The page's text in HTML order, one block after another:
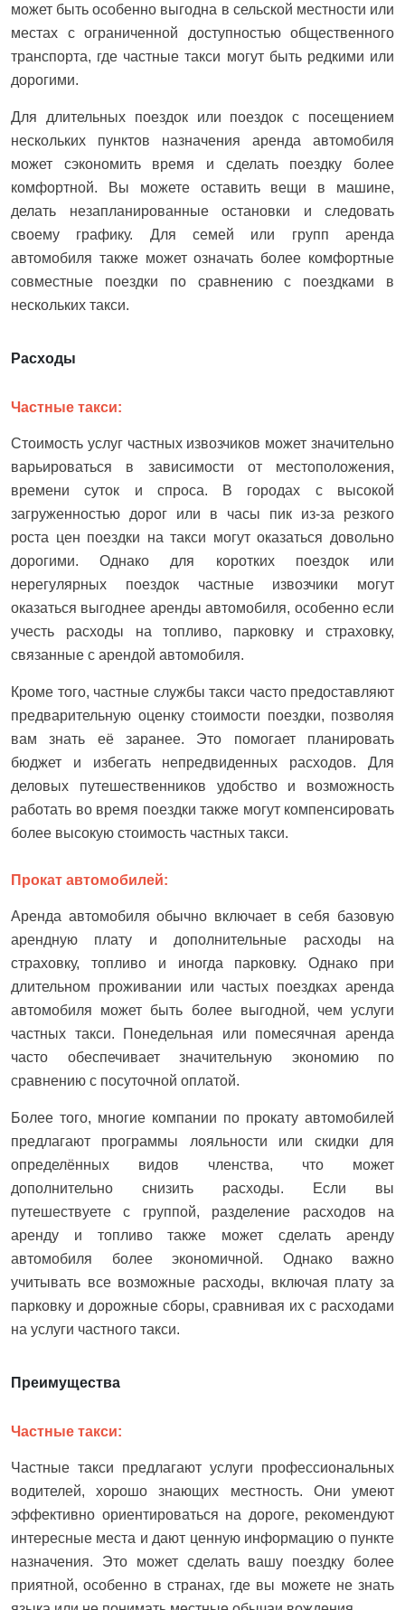
может быть особенно выгодна в сельской местности или
местах с ограниченной доступностью общественного
транспорта, где частные такси могут быть редкими или
дорогими.
Для длительных поездок или поездок с посещением
нескольких пунктов назначения аренда автомобиля
может сэкономить время и сделать поездку более
комфортной. Вы можете оставить вещи в машине,
делать незапланированные остановки и следовать
своему графику. Для семей или групп аренда
автомобиля также может означать более комфортные
совместные поездки по сравнению с поездками в
нескольких такси.
Расходы
Частные такси:
Стоимость услуг частных извозчиков может значительно
варьироваться в зависимости от местоположения,
времени суток и спроса. В городах с высокой
загруженностью дорог или в часы пик из-за резкого
роста цен поездки на такси могут оказаться довольно
дорогими. Однако для коротких поездок или
нерегулярных поездок частные извозчики могут
оказаться выгоднее аренды автомобиля, особенно если
учесть расходы на топливо, парковку и страховку,
связанные с арендой автомобиля.
Кроме того, частные службы такси часто предоставляют
предварительную оценку стоимости поездки, позволяя
вам знать её заранее. Это помогает планировать
бюджет и избегать непредвиденных расходов. Для
деловых путешественников удобство и возможность
работать во время поездки также могут компенсировать
более высокую стоимость частных такси.
Прокат автомобилей:
Аренда автомобиля обычно включает в себя базовую
арендную плату и дополнительные расходы на
страховку, топливо и иногда парковку. Однако при
длительном проживании или частых поездках аренда
автомобиля может быть более выгодной, чем услуги
частных такси. Понедельная или помесячная аренда
часто обеспечивает значительную экономию по
сравнению с посуточной оплатой.
Более того, многие компании по прокату автомобилей
предлагают программы лояльности или скидки для
определённых видов членства, что может
дополнительно снизить расходы. Если вы
путешествуете с группой, разделение расходов на
аренду и топливо также может сделать аренду
автомобиля более экономичной. Однако важно
учитывать все возможные расходы, включая плату за
парковку и дорожные сборы, сравнивая их с расходами
на услуги частного такси.
Преимущества
Частные такси:
Частные такси предлагают услуги профессиональных
водителей, хорошо знающих местность. Они умеют
эффективно ориентироваться на дороге, рекомендуют
интересные места и дают ценную информацию о пункте
назначения. Это может сделать вашу поездку более
приятной, особенно в странах, где вы можете не знать